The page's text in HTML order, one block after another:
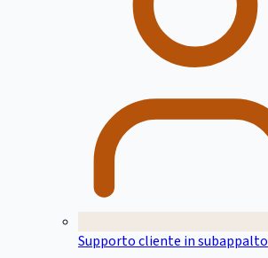
Supporto cliente in subappalto